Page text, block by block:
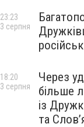
23:23
3 серпня
Через
більше
із
та
18:20
3 серпня